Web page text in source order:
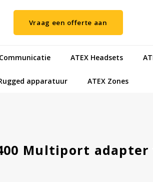
Vraag een offerte aan
ATEX Headsets
apparatuur ATEX Zones
Multiport